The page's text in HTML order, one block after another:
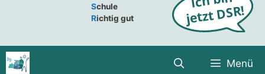
Schule
Richtig gut
Menü